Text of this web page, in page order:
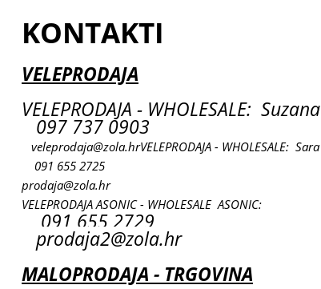
KONTAKTI
VELEPRODAJA
VELEPRODAJA - WHOLESALE: Suzana
097 737 0903
veleprodaja@zola.hrVELEPRODAJA - WHOLESALE: Sara
091 655 2725
prodaja@zola.hr
VELEPRODAJA ASONIC - WHOLESALE ASONIC:
091 655 2729
prodaja2@zola.hr
MALOPRODAJA - TRGOVINA